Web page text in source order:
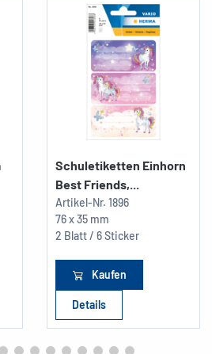
Schuletiketten Einhorn
Best Friends,...
Artikel-Nr. 1896
76 x 35 mm
2 Blatt / 6 Sticker
Kaufen
Details